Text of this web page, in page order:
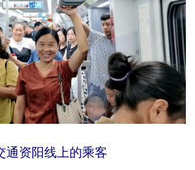
通资阳线上的乘客